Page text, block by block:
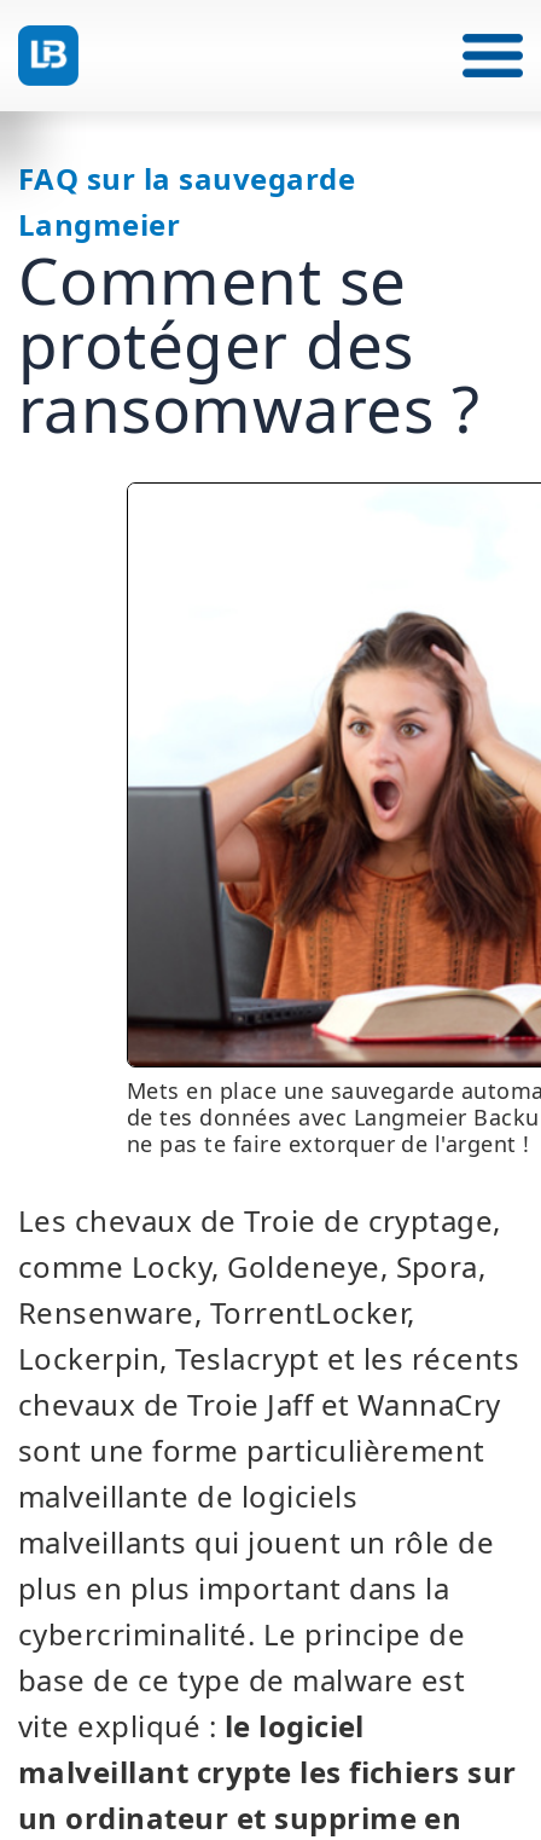
FAQ sur la sauvegarde
Langmeier
Comment se
protéger des
ransomwares ?
Mets en place une sauvegarde
de tes données avec Langmeier
ne pas te faire extorquer de l'argent !
Les chevaux de Troie de cryptage,
comme Locky, Goldeneye, Spora,
Rensenware, TorrentLocker,
Lockerpin, Teslacrypt et les récents
chevaux de Troie Jaff et WannaCry
sont une forme particulièrement
malveillante de logiciels
malveillants qui jouent un rôle de
plus en plus important dans la
cybercriminalité. Le principe de
base de ce type de malware est
vite expliqué : le logiciel
malveillant crypte les fichiers sur
un ordinateur et supprime en